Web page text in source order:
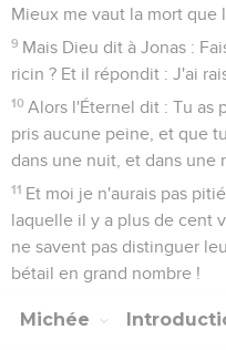
Mieux me vaut la mort que
9 Mais Dieu dit à Jonas :
ricin ? Et il répondit : J'ai
10 Alors l'Éternel dit : Tu as
pris aucune peine, et que
dans une nuit, et dans une
11 Et moi je n'aurais pas
laquelle il y a plus de cent
ne savent pas distinguer
bétail en grand nombre !
Michée